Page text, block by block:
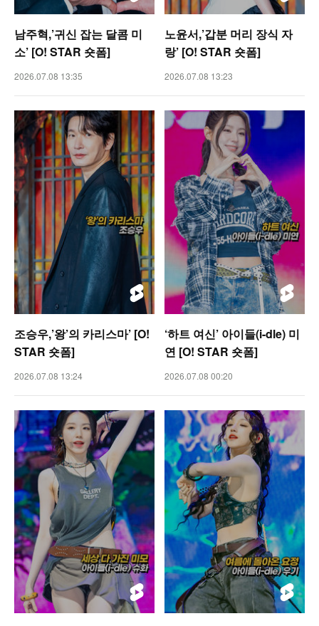
남주혁,’귀신 잡는 달콤 미
소’ [O! STAR 숏폼]
2026.07.08 13:35
노윤서,’갑분 머리 장식 자
랑’ [O! STAR 숏폼]
2026.07.08 13:23
조승우,’왕’의 카리스마’ [O!
STAR 숏폼]
2026.07.08 13:24
‘하트 여신’ 아이들(i-dle) 미
연 [O! STAR 숏폼]
2026.07.08 00:20